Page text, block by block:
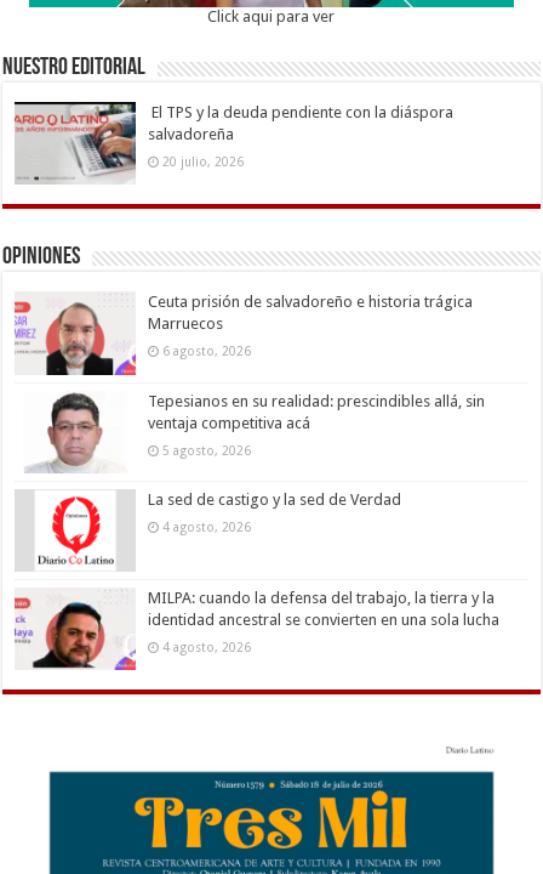
Click aqui para ver
Nuestro Editorial
El TPS y la deuda pendiente con la diáspora
salvadoreña
20 julio, 2026
Opiniones
Ceuta prisión de salvadoreño e historia trágica
Marruecos
6 agosto, 2026
Tepesianos en su realidad: prescindibles allá, sin
ventaja competitiva acá
5 agosto, 2026
La sed de castigo y la sed de Verdad
4 agosto, 2026
MILPA: cuando la defensa del trabajo, la tierra y la
identidad ancestral se convierten en una sola lucha
4 agosto, 2026